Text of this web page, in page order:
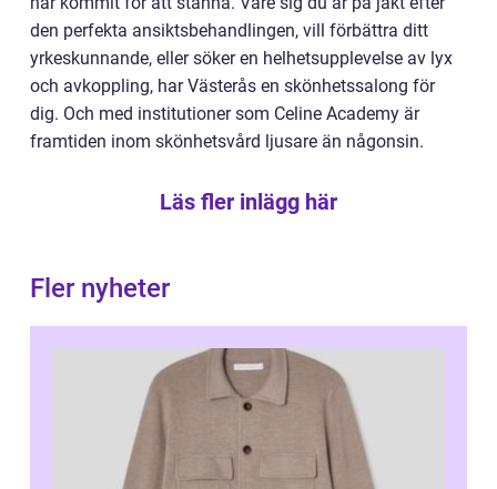
den perfekta ansiktsbehandlingen, vill förbättra ditt
yrkeskunnande, eller söker en helhetsupplevelse av lyx
och avkoppling, har Västerås en skönhetssalong för
dig. Och med institutioner som Celine Academy är
framtiden inom skönhetsvård ljusare än någonsin.
Läs fler inlägg här
Fler nyheter